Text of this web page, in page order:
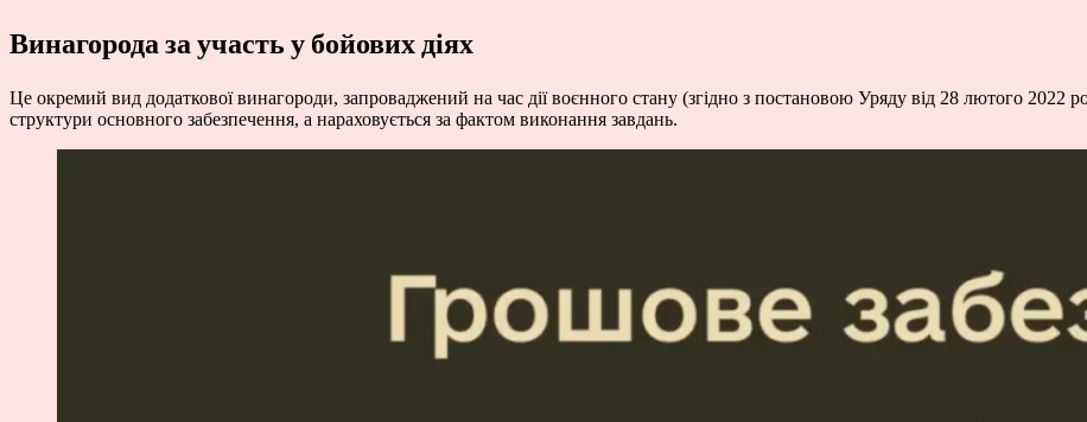
Винагорода за участь у бойових діях
Це окремий вид додаткової винагороди, запроваджений на час дії воєнного стану (згідно з постановою Уряду від 28 лютого 2022
структури основного забезпечення, а нараховується за фактом виконання завдань.